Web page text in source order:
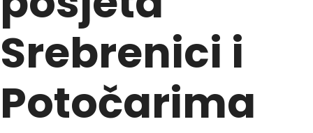
Srebrenici i
Potočarima